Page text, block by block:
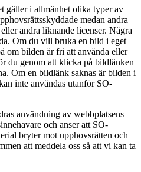
gäller i allmänhet olika typer av
medan andra
andra liknande licenser. Några
Om du vill bruka en bild i eget
om bilden är fri att använda eller
du genom att klicka på bildlänken
Om en bildlänk saknas är bilden i
inte användas utanför SO-
användning av webbplatsens
och anser att SO-
bryter mot upphovsrätten och
att meddela oss så att vi kan ta